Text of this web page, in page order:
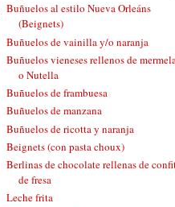
Buñuelos al estilo Nueva Orleáns
(Beignets)
Buñuelos de vainilla y/o naranja
Buñuelos vieneses rellenos de
o Nutella
Buñuelos de frambuesa
Buñuelos de manzana
Buñuelos de ricotta y naranja
Beignets (con pasta choux)
Berlinas de chocolate rellenas de
de fresa
Leche frita